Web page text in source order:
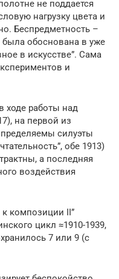
не поддается
нагрузку цвета и
Беспредметность –
обоснована в уже
в искусстве”. Сама
и
ходе работы над
на первой из
силуэты
обе 1913)
а последняя
воздействия
к композиции II”
цикл ≈1910-1939,
7 или 9 (с